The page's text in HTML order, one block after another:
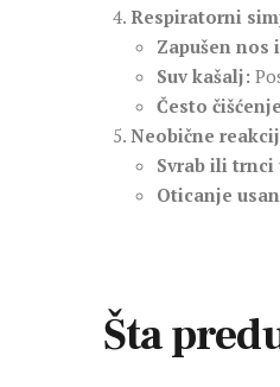
Respiratorni
Zapušen nos
Suv kašalj:
Često
Neobične
Svrab ili
Oticanje
Šta